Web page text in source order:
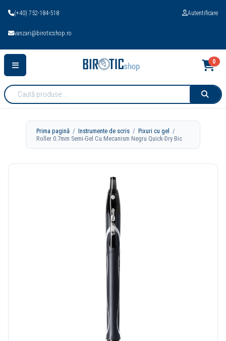
(+40) 752-184-518
vanzari@biroticshop.ro
Autentificare
Cauta
produse:
0
Prima pagină /Instrumente de scris /Pixuri cu gel /
Roller 0.7mm Semi-Gel Cu Mecanism Negru Quick-Dry Bic